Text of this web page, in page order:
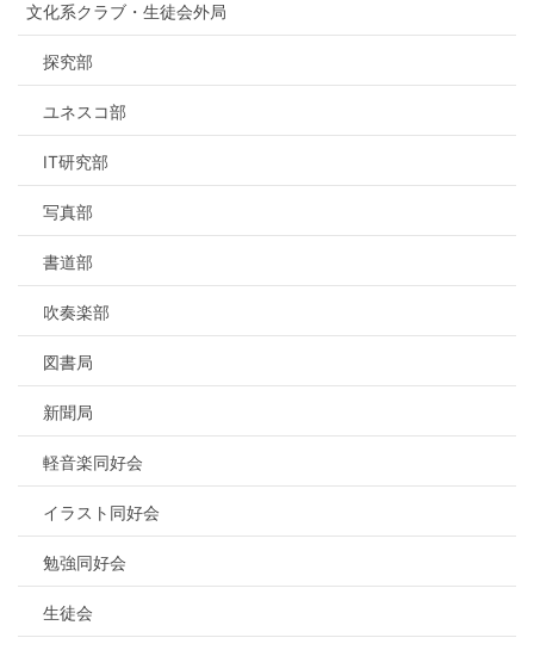
文化系クラブ・生徒会外局
探究部
ユネスコ部
IT研究部
写真部
書道部
吹奏楽部
図書局
新聞局
軽音楽同好会
イラスト同好会
勉強同好会
生徒会